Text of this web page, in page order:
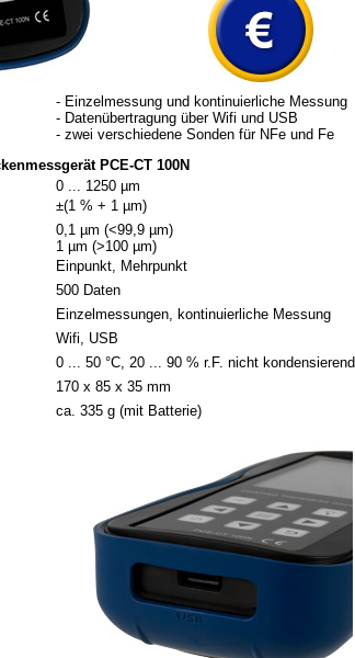
- Einzelmessung und kontinuierliche Messung
- Datenübertragung über Wifi und USB
- zwei verschiedene Sonden für NFe und Fe
PCE-CT 100N
0 ... 1250 µm
±(1 % + 1 µm)
0,1 µm (<99,9 µm)
1 µm (>100 µm)
Einpunkt, Mehrpunkt
500 Daten
Einzelmessungen, kontinuierliche Messung
Wifi, USB
0 ... 50 °C, 20 ... 90 % r.F. nicht kondensierend
170 x 85 x 35 mm
ca. 335 g (mit Batterie)